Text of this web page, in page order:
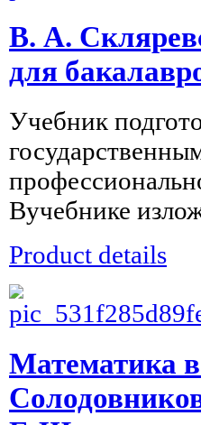
В. А.
для
Учебник
Вучебнике
Product details
Математика